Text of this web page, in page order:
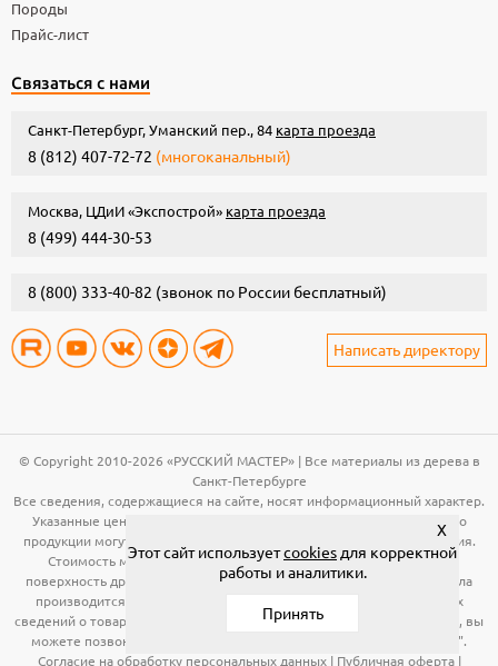
Породы
Прайс-лист
Связаться с нами
Санкт-Петербург, Уманский пер., 84 карта проезда
8 (812) 407-72-72 (многоканальный)
Москва, ЦДиИ «Экспострой» карта проезда
8 (499) 444-30-53
8 (800) 333-40-82 (звонок по России бесплатный)
Написать директору
© Copyright 2010-2026 «РУССКИЙ МАСТЕР» | Все материалы из дерева в
Санкт-Петербурге
Все сведения, содержащиеся на сайте, носят информационный характер.
Указанные цены, технические характеристики и иная информация о
продукции могут быть изменены без предварительного уведомления.
Стоимость материала (вагонка, панели и т.д.) указана за общую
поверхность древесины. Расчет необходимого количества материала
производится по рабочей поверхности. Для получения подробных
сведений о товарах, указанных на сайте, в том числе об их стоимости, вы
можете позвонить по телефонам, указанным в разделе "Контакты".
Согласие на обработку персональных данных| Публичная оферта|
X
Этот сайт используетcookies для корректной
работы и аналитики.
Принять